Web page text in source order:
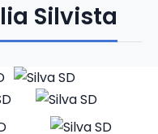
Silvista